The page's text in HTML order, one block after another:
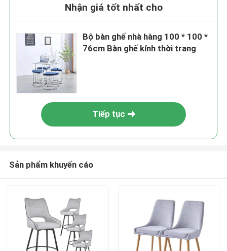
Nhận giá tốt nhất cho
Bộ bàn ghế nhà hàng 100 * 100 *
76cm Bàn ghế kính thời trang
Tiếp tục
Sản phẩm khuyến cáo